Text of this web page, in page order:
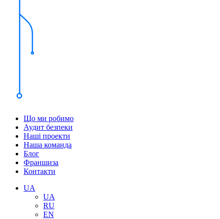
Що ми робимо
Аудит безпеки
Наші проекти
Наша команда
Блог
Франшиза
Контакти
UA
UA
RU
EN